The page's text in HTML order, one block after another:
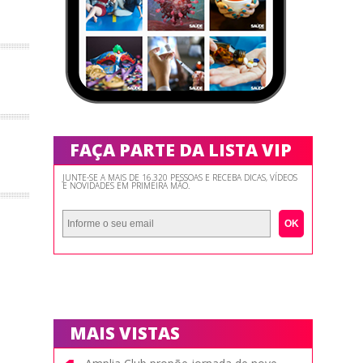
FAÇA PARTE DA LISTA VIP
JUNTE-SE A MAIS DE 16.320 PESSOAS E RECEBA DICAS, VÍDEOS
E NOVIDADES EM PRIMEIRA MÃO.
OK
MAIS VISTAS